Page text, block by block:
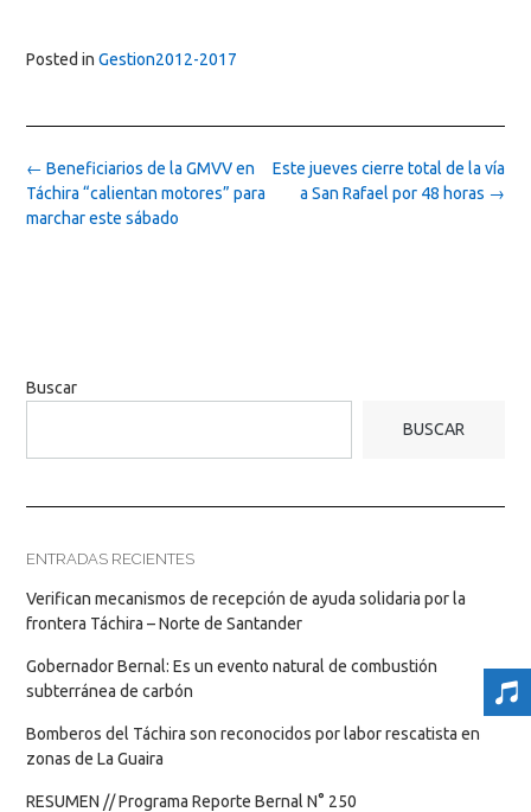
Posted in Gestion2012-2017
Post
navigation
Este jueves cierre total de la vía
a San Rafael por 48 horas →
← Beneficiarios de la GMVV en
Táchira “calientan motores” para
marchar este sábado
Buscar
BUSCAR
ENTRADAS RECIENTES
Verifican mecanismos de recepción de ayuda solidaria por la
frontera Táchira – Norte de Santander
Gobernador Bernal: Es un evento natural de combustión
subterránea de carbón
Bomberos del Táchira son reconocidos por labor rescatista en
zonas de La Guaira
RESUMEN // Programa Reporte Bernal N° 250